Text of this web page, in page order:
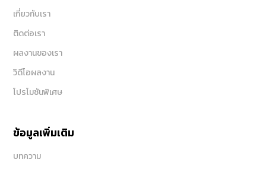
เกี่ยวกับเรา
ติดต่อเรา
ผลงานของเรา
วิดีโอผลงาน
โปรโมชันพิเศษ
ข้อมูลเพิ่มเติม
บทความ